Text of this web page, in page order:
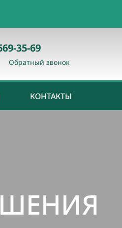
35-69
Обратный звонок
КОНТАКТЫ